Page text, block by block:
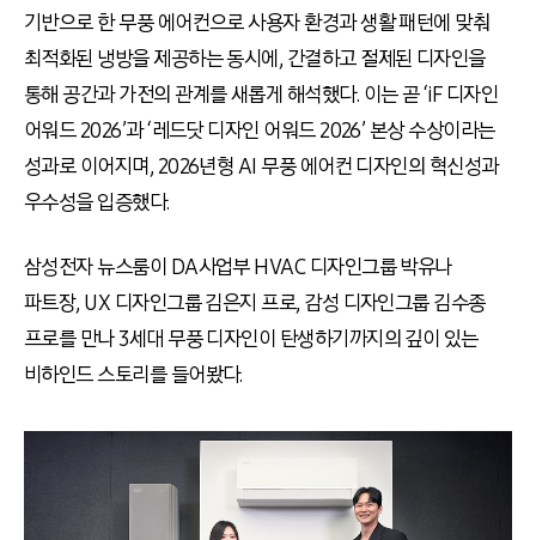
기반으로 한 무풍 에어컨으로 사용자 환경과 생활 패턴에 맞춰
최적화된 냉방을 제공하는 동시에, 간결하고 절제된 디자인을
통해 공간과 가전의 관계를 새롭게 해석했다. 이는 곧 ‘iF 디자인
어워드 2026’과 ‘레드닷 디자인 어워드 2026’ 본상 수상이라는
성과로 이어지며, 2026년형 AI 무풍 에어컨 디자인의 혁신성과
우수성을 입증했다.
삼성전자 뉴스룸이 DA사업부 HVAC 디자인그룹 박유나
파트장, UX 디자인그룹 김은지 프로, 감성 디자인그룹 김수종
프로를 만나 3세대 무풍 디자인이 탄생하기까지의 깊이 있는
비하인드 스토리를 들어봤다.